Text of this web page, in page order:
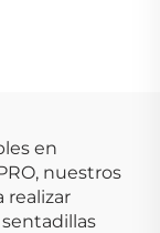
en
nuestros
realizar